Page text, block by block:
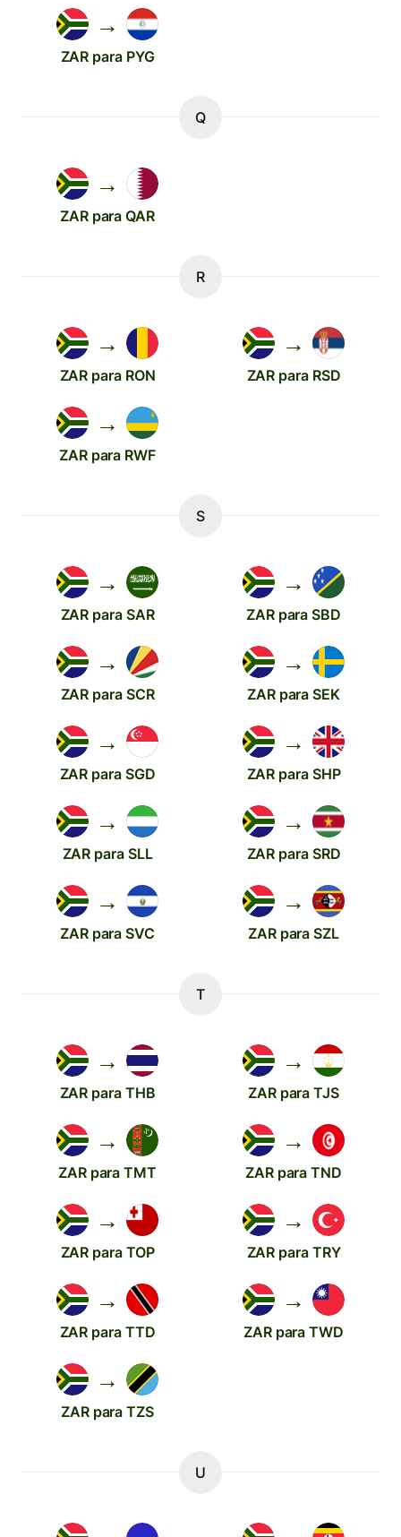
→
ZAR para PYG
Q
→
ZAR para QAR
R
→
ZAR para RON
→
ZAR para RSD
→
ZAR para RWF
S
→
ZAR para SAR
→
ZAR para SBD
→
ZAR para SCR
→
ZAR para SEK
→
ZAR para SGD
→
ZAR para SHP
→
ZAR para SLL
→
ZAR para SRD
→
ZAR para SVC
→
ZAR para SZL
T
→
ZAR para THB
→
ZAR para TJS
→
ZAR para TMT
→
ZAR para TND
→
ZAR para TOP
→
ZAR para TRY
→
ZAR para TTD
→
ZAR para TWD
→
ZAR para TZS
U